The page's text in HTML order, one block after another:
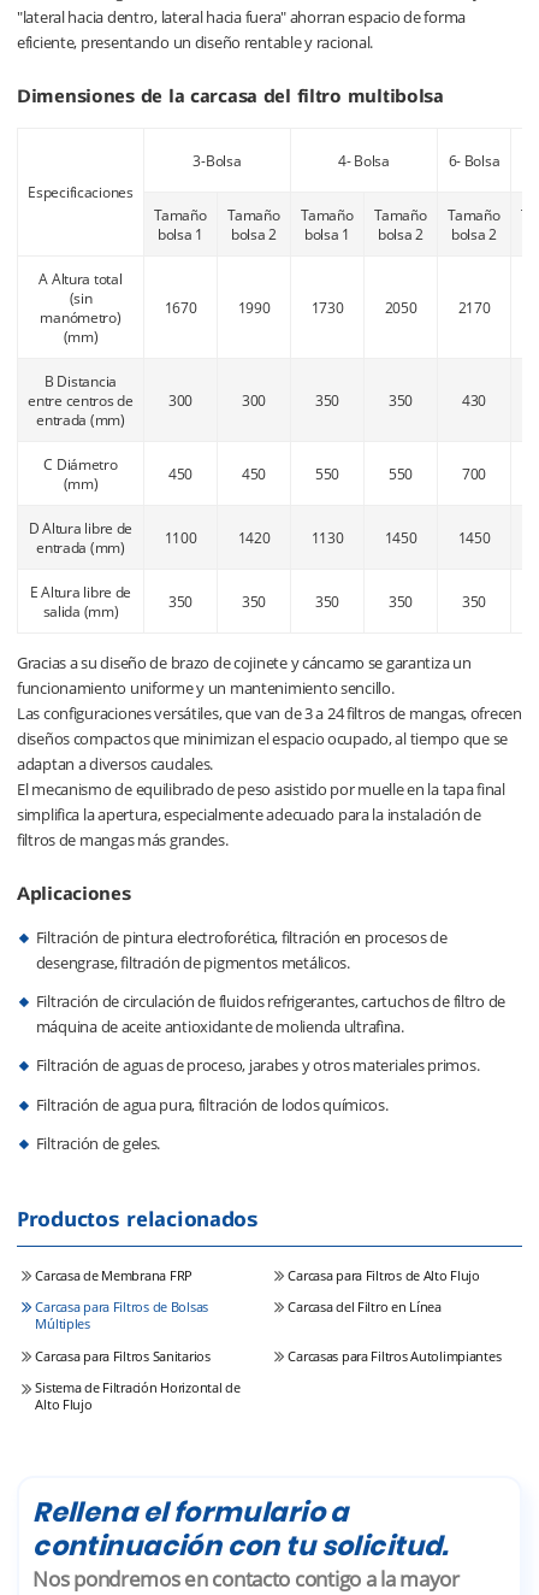
"lateral hacia dentro, lateral hacia fuera" ahorran espacio de forma
eficiente, presentando un diseño rentable y racional.
Dimensiones de la carcasa del filtro multibolsa
Especificaciones
3-Bolsa 4- Bolsa 6- Bolsa
Tamaño
bolsa 1
Tamaño
bolsa 2
Tamaño
bolsa 1
Tamaño
bolsa 2
Tamaño
bolsa 2
A Altura total
(sin
manómetro)
(mm)
1670 1990 1730 2050 2170
B Distancia
entre centros de
entrada (mm)
300 300 350 350 430
C Diámetro
(mm)
450 450 550 550 700
D Altura libre de
entrada (mm)
1100 1420 1130 1450 1450
E Altura libre de
salida (mm)
350 350 350 350 350
Gracias a su diseño de brazo de cojinete y cáncamo se garantiza un
funcionamiento uniforme y un mantenimiento sencillo.
Las configuraciones versátiles, que van de 3 a 24 filtros de mangas, ofrecen
diseños compactos que minimizan el espacio ocupado, al tiempo que se
adaptan a diversos caudales.
El mecanismo de equilibrado de peso asistido por muelle en la tapa final
simplifica la apertura, especialmente adecuado para la instalación de
filtros de mangas más grandes.
Aplicaciones
Filtración de pintura electroforética, filtración en procesos de
desengrase, filtración de pigmentos metálicos.
Filtración de circulación de fluidos refrigerantes, cartuchos de filtro de
máquina de aceite antioxidante de molienda ultrafina.
Filtración de aguas de proceso, jarabes y otros materiales primos.
Filtración de agua pura, filtración de lodos químicos.
Filtración de geles.
Productos relacionados
Carcasa de Membrana FRP
Carcasa para Filtros de Alto Flujo
Carcasa para Filtros de Bolsas
Múltiples
Carcasa del Filtro en Línea
Carcasa para Filtros Sanitarios
Carcasas para Filtros Autolimpiantes
Sistema de Filtración Horizontal de
Alto Flujo
Rellena el formulario a
continuación con tu solicitud.
Nos pondremos en contacto contigo a la mayor